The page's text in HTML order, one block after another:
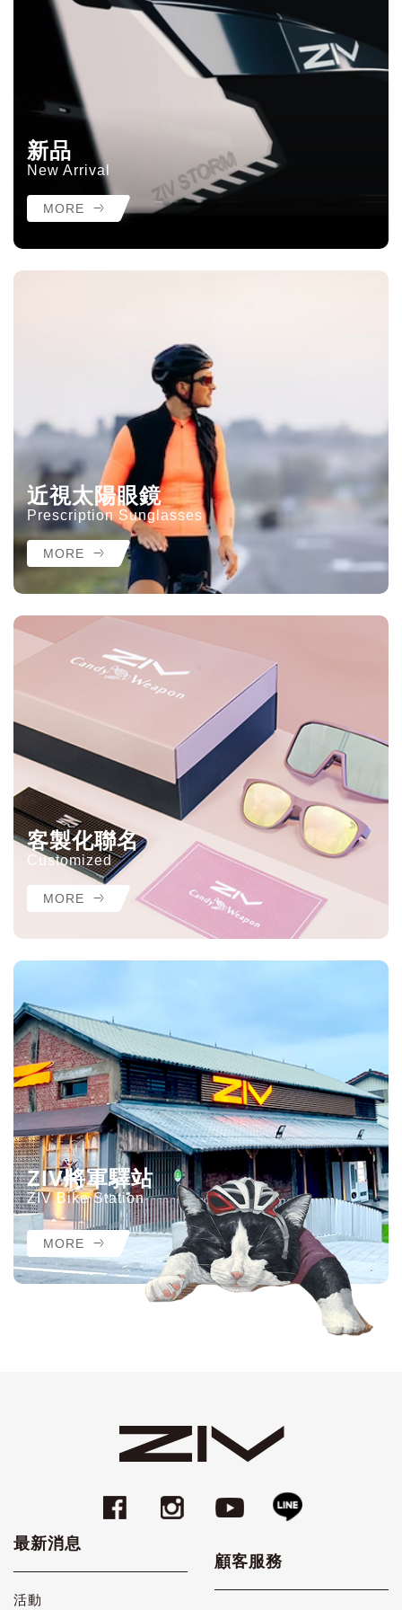
新品
New Arrival
MORE
近視太陽眼鏡
Prescription Sunglasses
MORE
客製化聯名
Customized
MORE
ZIV將軍驛站
ZIV Bike Station
MORE
最新消息
活動
顧客服務